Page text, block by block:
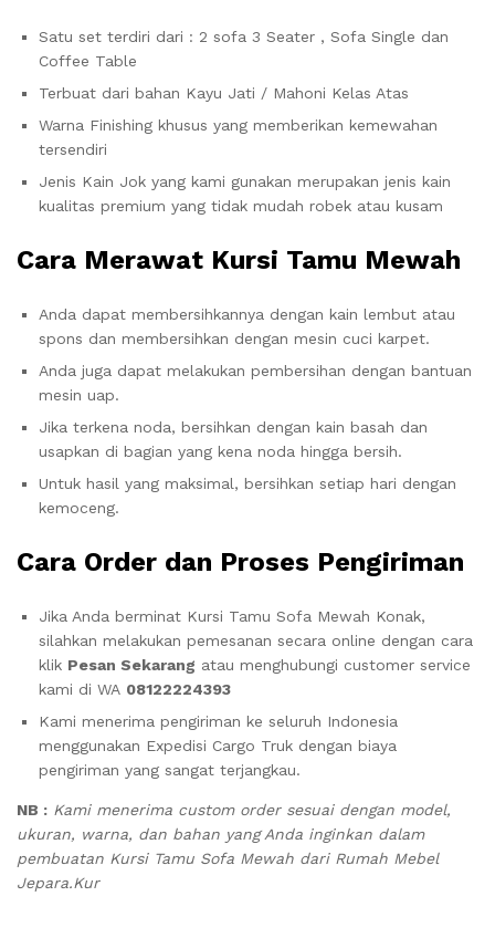
Satu set terdiri dari : 2 sofa 3 Seater , Sofa Single dan
Coffee Table
Terbuat dari bahan Kayu Jati / Mahoni Kelas Atas
Warna Finishing khusus yang memberikan kemewahan
tersendiri
Jenis Kain Jok yang kami gunakan merupakan jenis kain
kualitas premium yang tidak mudah robek atau kusam
Cara Merawat Kursi Tamu Mewah
Anda dapat membersihkannya dengan kain lembut atau
spons dan membersihkan dengan mesin cuci karpet.
Anda juga dapat melakukan pembersihan dengan bantuan
mesin uap.
Jika terkena noda, bersihkan dengan kain basah dan
usapkan di bagian yang kena noda hingga bersih.
Untuk hasil yang maksimal, bersihkan setiap hari dengan
kemoceng.
Cara Order dan Proses Pengiriman
Jika Anda berminat Kursi Tamu Sofa Mewah Konak,
silahkan melakukan pemesanan secara online dengan cara
klik Pesan Sekarang atau menghubungi customer service
kami di WA 08122224393
Kami menerima pengiriman ke seluruh Indonesia
menggunakan Expedisi Cargo Truk dengan biaya
pengiriman yang sangat terjangkau.
NB : Kami menerima custom order sesuai dengan model,
ukuran, warna, dan bahan yang Anda inginkan dalam
pembuatan Kursi Tamu Sofa Mewah dari Rumah Mebel
Jepara.Kur